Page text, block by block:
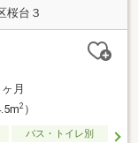
桜台３
ヶ月
2）
バス・トイレ別